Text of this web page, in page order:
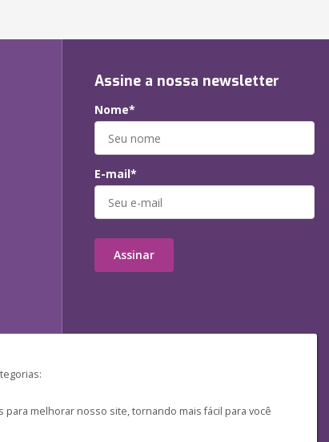
melhorar nosso site, tornando mais fácil para você
Assine a nossa newsletter
Nome*
E-mail*
Assinar